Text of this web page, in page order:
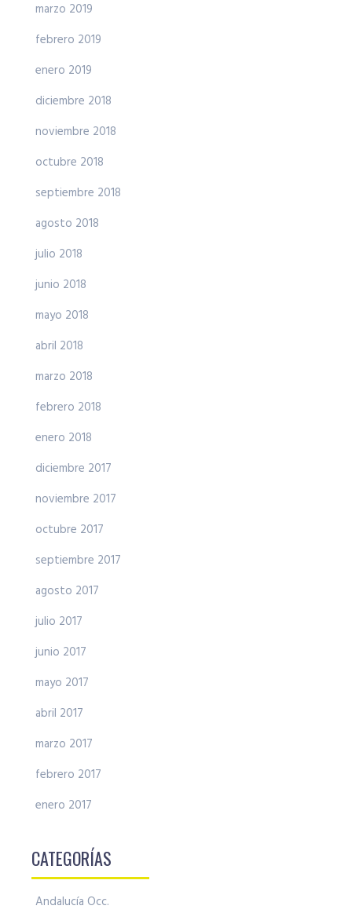
marzo 2019
febrero 2019
enero 2019
diciembre 2018
noviembre 2018
octubre 2018
septiembre 2018
agosto 2018
julio 2018
junio 2018
mayo 2018
abril 2018
marzo 2018
febrero 2018
enero 2018
diciembre 2017
noviembre 2017
octubre 2017
septiembre 2017
agosto 2017
julio 2017
junio 2017
mayo 2017
abril 2017
marzo 2017
febrero 2017
enero 2017
CATEGORÍAS
Andalucía Occ.